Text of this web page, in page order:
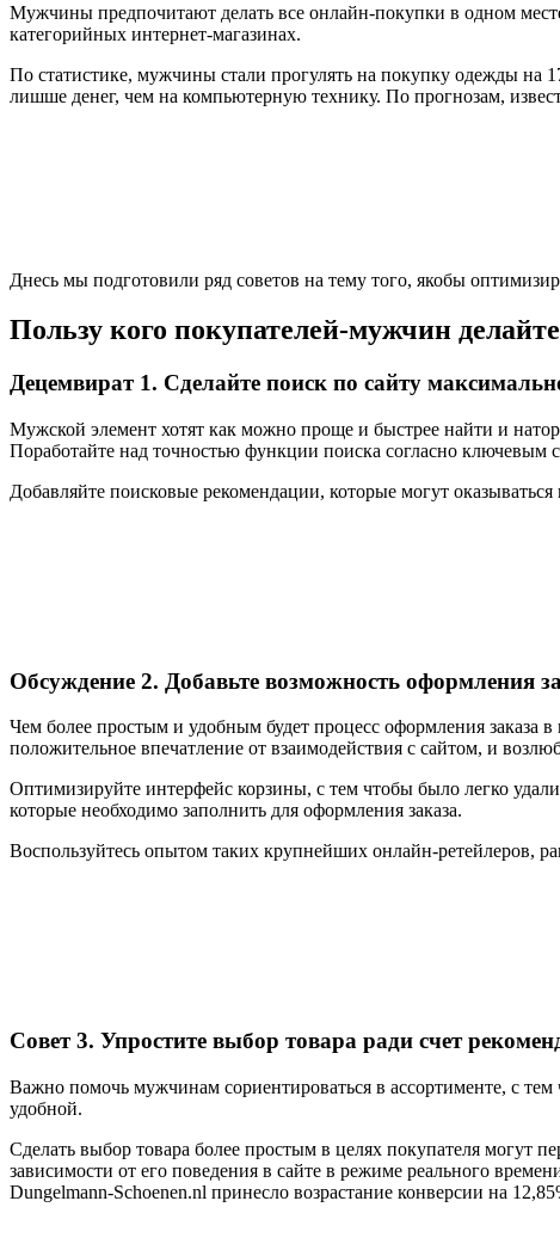
Мужчины предпочитают делать все онлайн-покупки в одном
категорийных интернет-магазинах.
По статистике, мужчины стали прогулять на покупку одежды на
лишше денег, чем на компьютерную технику. По прогнозам,
Днесь мы подготовили ряд советов на тему того, якобы
Пользу кого покупателей-мужчин
Децемвират 1. Сделайте поиск по сайту
Мужской элемент хотят как можно проще и быстрее найти и
Поработайте над точностью функции поиска согласно ключевым
Добавляйте поисковые рекомендации, которые могут
Обсуждение 2. Добавьте возможность оформления
Чем более простым и удобным будет процесс оформления заказа
положительное впечатление от взаимодействия с сайтом, и
Оптимизируйте интерфейс корзины, с тем чтобы было легко
которые необходимо заполнить для оформления заказа.
Воспользуйтесь опытом таких крупнейших онлайн-ретейлеров,
Совет 3. Упростите выбор товара ради счет
Важно помочь мужчинам сориентироваться в ассортименте, с
удобной.
Сделать выбор товара более простым в целях покупателя могут
зависимости от его поведения в сайте в режиме реального
Dungelmann-Schoenen.nl принесло возрастание конверсии на